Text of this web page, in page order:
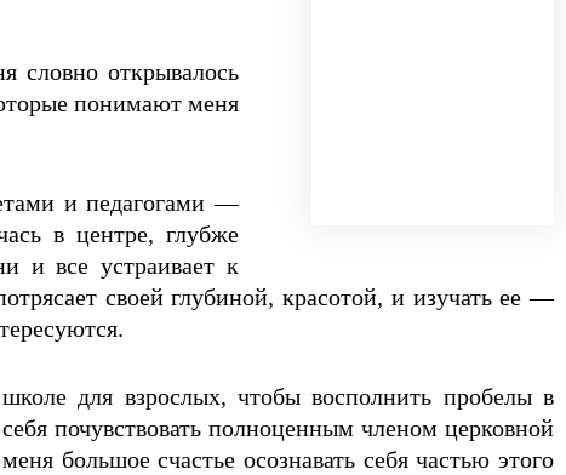
словно открывалось
понимают меня
и педагогами —
в центре, глубже
и все устраивает к
своей глубиной, красотой, и изучать ее —
для взрослых, чтобы восполнить пробелы в
почувствовать полноценным членом церковной
большое счастье осознавать себя частью этого